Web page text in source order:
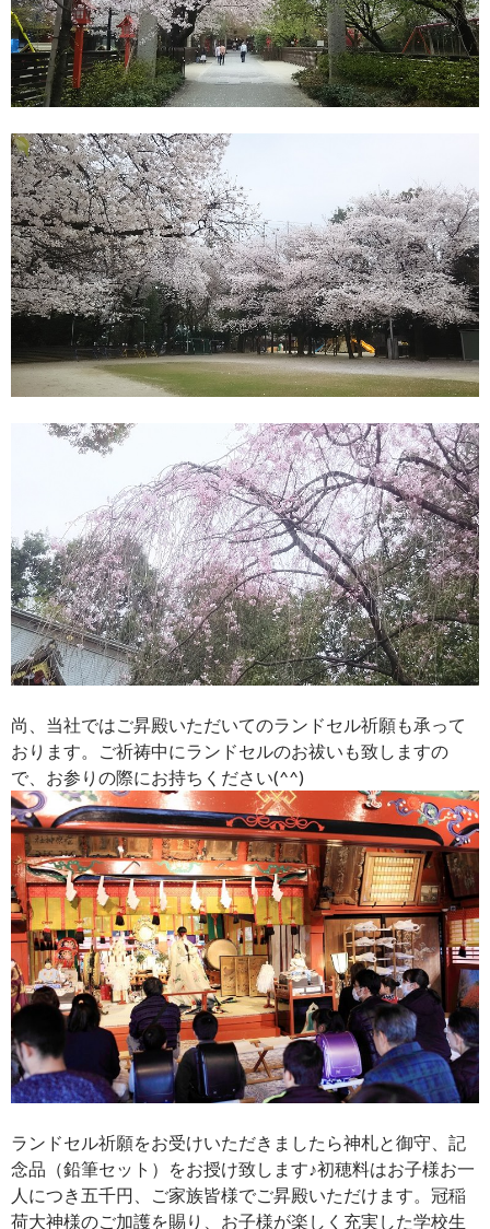
尚、当社ではご昇殿いただいてのランドセル祈願も承って
おります。ご祈祷中にランドセルのお祓いも致しますの
で、お参りの際にお持ちください(^^)
ランドセル祈願をお受けいただきましたら神札と御守、記
念品（鉛筆セット）をお授け致します♪初穂料はお子様お一
人につき五千円、ご家族皆様でご昇殿いただけます。冠稲
荷大神様のご加護を賜り、お子様が楽しく充実した学校生